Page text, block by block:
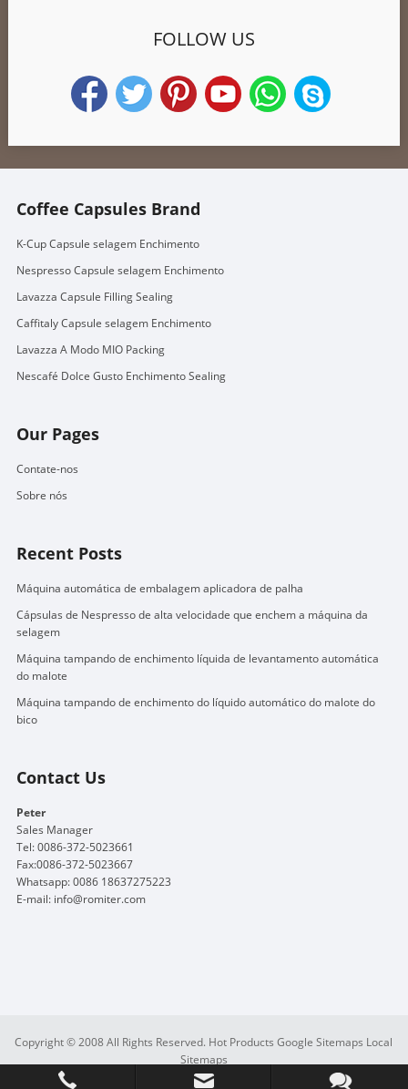
FOLLOW US
Coffee Capsules Brand
K-Cup Capsule selagem Enchimento
Nespresso Capsule selagem Enchimento
Lavazza Capsule Filling Sealing
Caffitaly Capsule selagem Enchimento
Lavazza A Modo MIO Packing
Nescafé Dolce Gusto Enchimento Sealing
Our Pages
Contate-nos
Sobre nós
Recent Posts
Máquina automática de embalagem aplicadora de palha
Cápsulas de Nespresso de alta velocidade que enchem a máquina da
selagem
Máquina tampando de enchimento líquida de levantamento automática
do malote
Máquina tampando de enchimento do líquido automático do malote do
bico
Contact Us
Peter
Sales Manager
Tel: 0086-372-5023661
Fax:0086-372-5023667
Whatsapp: 0086 18637275223
E-mail: info@romiter.com
Copyright © 2008 All Rights Reserved. Hot Products Google Sitemaps Local
Sitemaps